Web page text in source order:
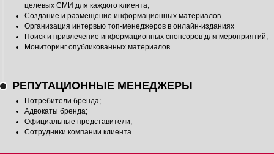
целевых СМИ для каждого клиента;
Создание и размещение информационных материалов
Организация интервью топ-менеджеров в онлайн-изданиях
Поиск и привлечение информационных спонсоров для мероприятий;
Мониторинг опубликованных материалов.
РЕПУТАЦИОННЫЕ МЕНЕДЖЕРЫ
Потребители бренда;
Адвокаты бренда;
Официальные представители;
Сотрудники компании клиента.